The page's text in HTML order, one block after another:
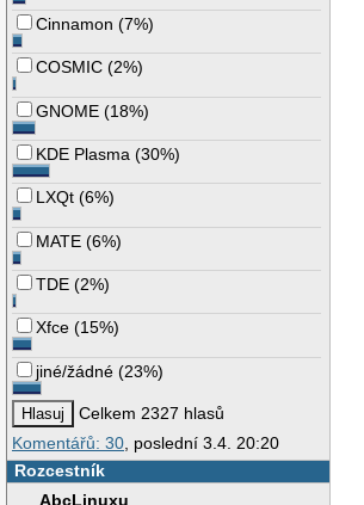
Cinnamon (7%)
COSMIC (2%)
GNOME (18%)
KDE Plasma (30%)
LXQt (6%)
MATE (6%)
TDE (2%)
Xfce (15%)
jiné/žádné (23%)
Celkem 2327 hlasů
Komentářů: 30, poslední 3.4. 20:20
Rozcestník
AbcLinuxu